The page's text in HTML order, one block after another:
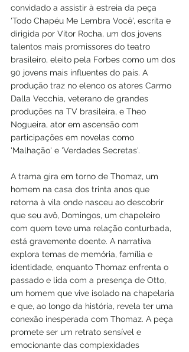
convidado a assistir à estreia da peça
'Todo Chapéu Me Lembra Você', escrita e
dirigida por Vitor Rocha, um dos jovens
talentos mais promissores do teatro
brasileiro, eleito pela Forbes como um dos
90 jovens mais influentes do país. A
produção traz no elenco os atores Carmo
Dalla Vecchia, veterano de grandes
produções na TV brasileira, e Theo
Nogueira, ator em ascensão com
participações em novelas como
'Malhação' e 'Verdades Secretas'.
A trama gira em torno de Thomaz, um
homem na casa dos trinta anos que
retorna à vila onde nasceu ao descobrir
que seu avô, Domingos, um chapeleiro
com quem teve uma relação conturbada,
está gravemente doente. A narrativa
explora temas de memória, família e
identidade, enquanto Thomaz enfrenta o
passado e lida com a presença de Otto,
um homem que vive isolado na chapelaria
e que, ao longo da história, revela ter uma
conexão inesperada com Thomaz. A peça
promete ser um retrato sensível e
emocionante das complexidades